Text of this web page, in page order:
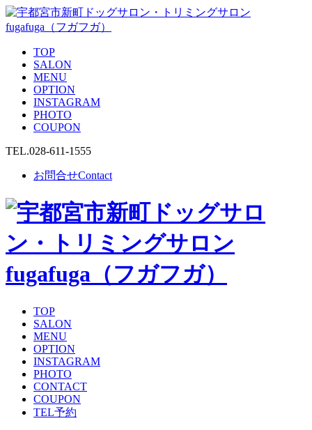
TOP
SALON
MENU
OPTION
INSTAGRAM
PHOTO
COUPON
TEL.028-611-1555
お問合せContact
TOP
SALON
MENU
OPTION
INSTAGRAM
PHOTO
CONTACT
COUPON
TEL予約